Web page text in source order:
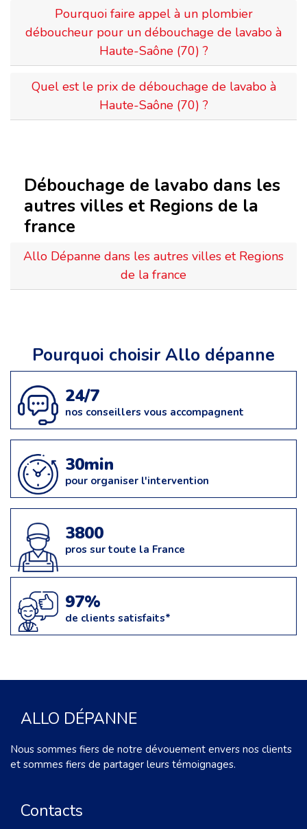
Pourquoi faire appel à un plombier
déboucheur pour un débouchage de lavabo à
Haute-Saône (70) ?
Quel est le prix de débouchage de lavabo à
Haute-Saône (70) ?
Débouchage de lavabo dans les
autres villes et Regions de la
france
Allo Dépanne dans les autres villes et Regions
de la france
Pourquoi choisir Allo dépanne
24/7
nos conseillers vous accompagnent
30min
pour organiser l'intervention
3800
pros sur toute la France
97%
de clients satisfaits*
ALLO DÉPANNE
Nous sommes fiers de notre dévouement envers nos clients
et sommes fiers de partager leurs témoignages.
Contacts